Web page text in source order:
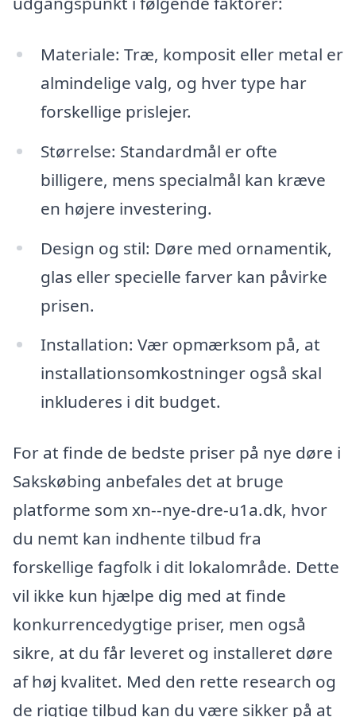
Materiale: Træ, komposit eller metal er
almindelige valg, og hver type har
forskellige prislejer.
Størrelse: Standardmål er ofte
billigere, mens specialmål kan kræve
en højere investering.
Design og stil: Døre med ornamentik,
glas eller specielle farver kan påvirke
prisen.
Installation: Vær opmærksom på, at
installationsomkostninger også skal
inkluderes i dit budget.
For at finde de bedste priser på nye døre i
Sakskøbing anbefales det at bruge
platforme som xn--nye-dre-u1a.dk, hvor
du nemt kan indhente tilbud fra
forskellige fagfolk i dit lokalområde. Dette
vil ikke kun hjælpe dig med at finde
konkurrencedygtige priser, men også
sikre, at du får leveret og installeret døre
af høj kvalitet. Med den rette research og
de rigtige tilbud kan du være sikker på at